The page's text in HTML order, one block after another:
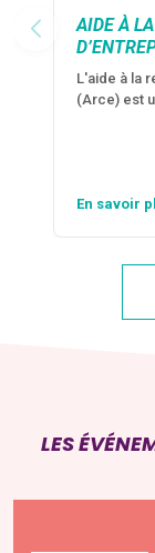
AIDE À
L'aide à la
(Arce) est
En savoir
LES